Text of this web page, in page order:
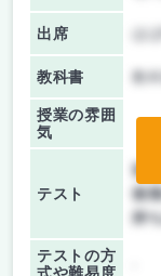
出席 ほ
教科書 教
授業の雰囲
気
テスト
前
後
持
テストの方